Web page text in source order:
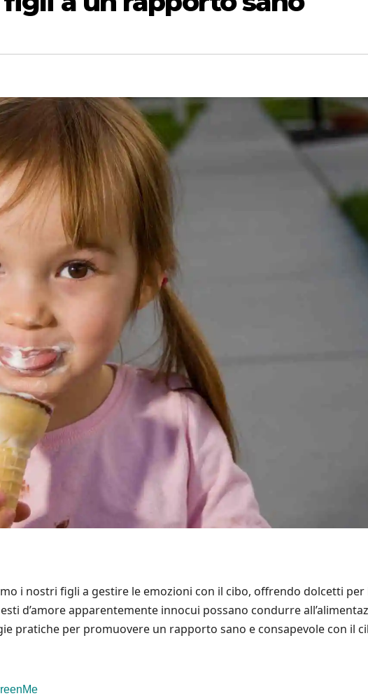
i nostri figli a gestire le emozioni con il cibo, offrendo dolcetti per
d’amore apparentemente innocui possano condurre
pratiche per promuovere un rapporto sano e consapevole con il